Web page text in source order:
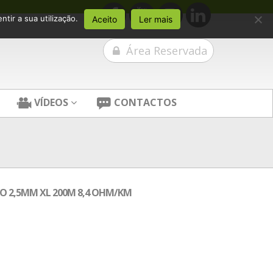
Área Reservada
VÍDEOS CONTACTOS
2,5MM XL 200M 8,4 OHM/KM
a sua utilização. Aceito Ler mais